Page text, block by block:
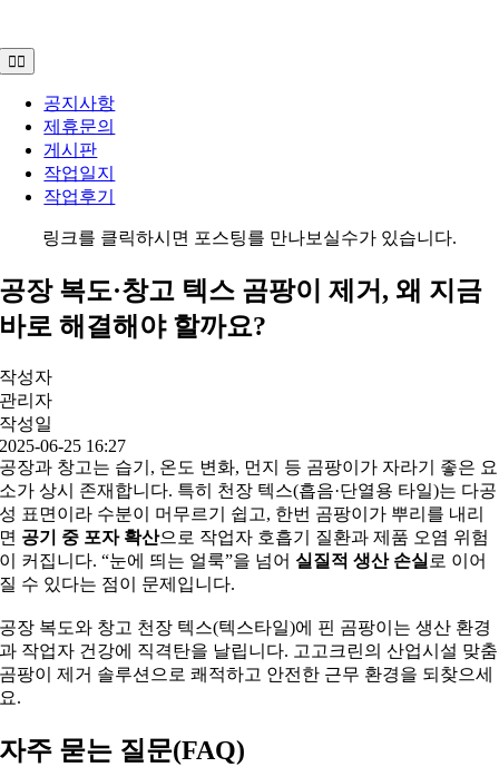
Toggle
Navigation
공지사항
제휴문의
게시판
작업일지
작업후기
링크를 클릭하시면 포스팅를 만나보실수가 있습니다.
공장 복도·창고 텍스 곰팡이 제거, 왜 지금
바로 해결해야 할까요?
작성자
관리자
작성일
2025-06-25 16:27
공장과 창고는 습기, 온도 변화, 먼지 등 곰팡이가 자라기 좋은 요
소가 상시 존재합니다. 특히 천장 텍스(흡음·단열용 타일)는 다공
성 표면이라 수분이 머무르기 쉽고, 한번 곰팡이가 뿌리를 내리
면 공기 중 포자 확산으로 작업자 호흡기 질환과 제품 오염 위험
이 커집니다. “눈에 띄는 얼룩”을 넘어 실질적 생산 손실 로 이어
질 수 있다는 점이 문제입니다.
공장 복도와 창고 천장 텍스(텍스타일)에 핀 곰팡이는 생산 환경
과 작업자 건강에 직격탄을 날립니다. 고고크린의 산업시설 맞춤
곰팡이 제거 솔루션으로 쾌적하고 안전한 근무 환경을 되찾으세
요.
자주 묻는 질문(FAQ)